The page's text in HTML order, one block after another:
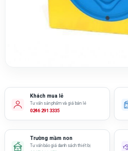
Khách mua lẻ
Tư vấn sản phẩm và giá bán lẻ
0246 291 3335
Trường mầm non
Tư vấn báo giá danh sách thiết bị